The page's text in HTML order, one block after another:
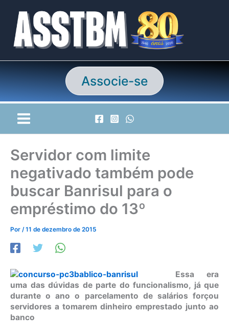
conteúdo
Associe-se
Servidor com limite
negativado também pode
buscar Banrisul para o
empréstimo do 13º
Por /11 de dezembro de 2015
Essa era
uma das dúvidas de parte do funcionalismo, já que
durante o ano o parcelamento de salários forçou
servidores a tomarem dinheiro emprestado junto ao
banco